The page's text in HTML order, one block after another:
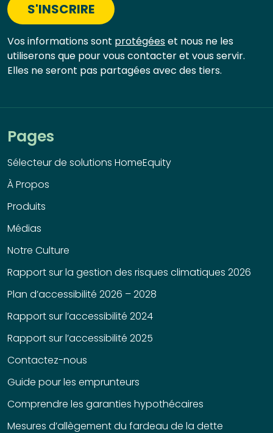
Pages
Sélecteur de solutions HomeEquity
À Propos
Produits
Médias
Notre Culture
Rapport sur la gestion des risques climatiques 2026
Plan d’accessibilité 2026 – 2028
Rapport sur l’accessibilité 2024
Rapport sur l’accessibilité 2025
Contactez-nous
Guide pour les emprunteurs
Comprendre les garanties hypothécaires
Mesures d’allègement du fardeau de la dette
S'INSCRIRE
Vos informations sont protégéeset nous ne les
utiliserons que pour vous contacter et vous servir.
Elles ne seront pas partagées avec des tiers.